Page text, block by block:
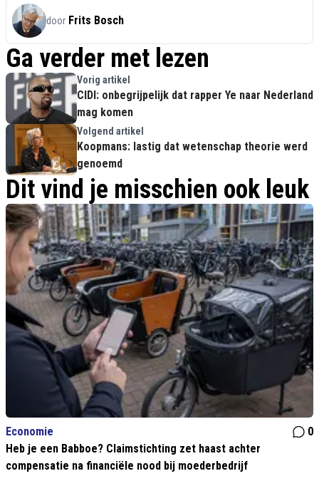
door Frits Bosch
Ga verder met lezen
Vorig artikel
CIDI: onbegrijpelijk dat rapper Ye naar Nederland
mag komen
Volgend artikel
Koopmans: lastig dat wetenschap theorie werd
genoemd
Dit vind je misschien ook leuk
Economie
0
Heb je een Babboe? Claimstichting zet haast achter
compensatie na financiële nood bij moederbedrijf